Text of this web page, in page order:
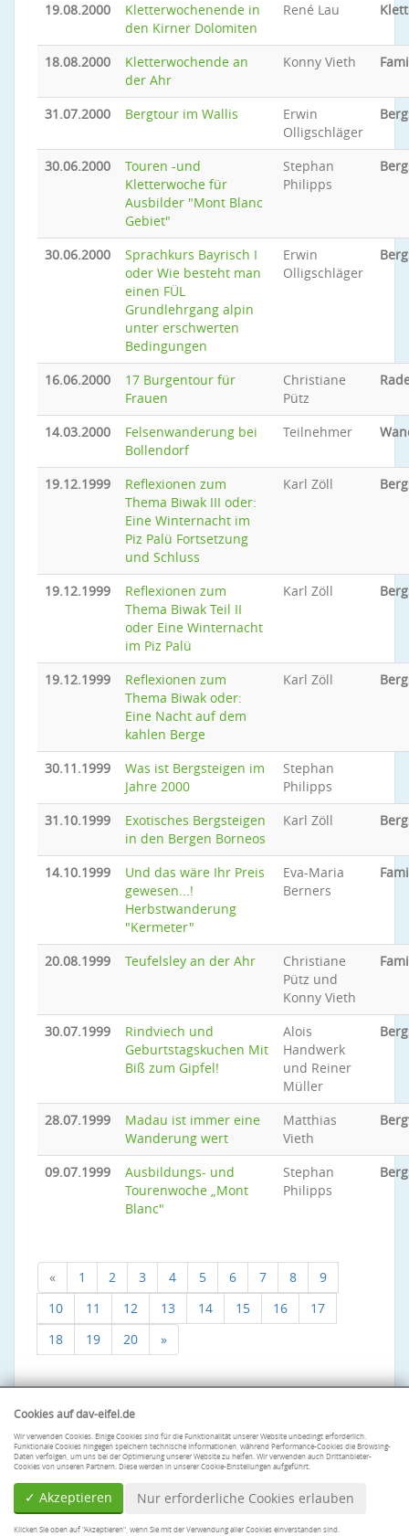
19.08.2000
Kletterwochenende in
den Kirner Dolomiten
René Lau
18.08.2000
Kletterwochende an
der Ahr
Konny Vieth
31.07.2000 Bergtour im Wallis
Erwin
Olligschläger
30.06.2000
Touren -und
Kletterwoche für
Ausbilder "Mont Blanc
Gebiet"
Stephan
Philipps
30.06.2000
Sprachkurs Bayrisch I
oder Wie besteht man
einen FÜL
Grundlehrgang alpin
unter erschwerten
Bedingungen
Erwin
Olligschläger
16.06.2000
17 Burgentour für
Frauen
Christiane
Pütz
14.03.2000
Felsenwanderung bei
Bollendorf
Teilnehmer
19.12.1999
Reflexionen zum
Thema Biwak III oder:
Eine Winternacht im
Piz Palü Fortsetzung
und Schluss
Karl Zöll
19.12.1999
Reflexionen zum
Thema Biwak Teil II
oder Eine Winternacht
im Piz Palü
Karl Zöll
19.12.1999
Reflexionen zum
Thema Biwak oder:
Eine Nacht auf dem
kahlen Berge
Karl Zöll
30.11.1999
Was ist Bergsteigen im
Jahre 2000
Stephan
Philipps
31.10.1999
Exotisches Bergsteigen
in den Bergen Borneos
Karl Zöll
14.10.1999
Und das wäre Ihr Preis
gewesen...!
Herbstwanderung
"Kermeter"
Eva-Maria
Berners
20.08.1999 Teufelsley an der Ahr
Christiane
Pütz und
Konny Vieth
30.07.1999
Rindviech und
Geburtstagskuchen Mit
Biß zum Gipfel!
Alois
Handwerk
und Reiner
Müller
28.07.1999
Madau ist immer eine
Wanderung wert
Matthias
Vieth
09.07.1999
Ausbildungs- und
Tourenwoche „Mont
Blanc"
Stephan
Philipps
« 1 2 3 4 5 6 7 8
9
10
11 12 13 14 15 16
17
18
19 20 »
Cookies auf dav-eifel.de
Wir verwenden Cookies. Einige Cookies sind für die Funktionalität unserer Website unbedingt erforderlich.
Funktionale Cookies hingegen speichern technische Informationen, während Performance-Cookies die Browsing-
Daten verfolgen, um uns bei der Optimierung unserer Website zu helfen. Wir verwenden auch Drittanbieter-
Cookies von unseren Partnern. Diese werden in unserer Cookie-Einstellungen aufgeführt.
✓ Akzeptieren Nur erforderliche Cookies erlauben
Klicken Sie oben auf "Akzeptieren", wenn Sie mit der Verwendung aller Cookies einverstanden sind.